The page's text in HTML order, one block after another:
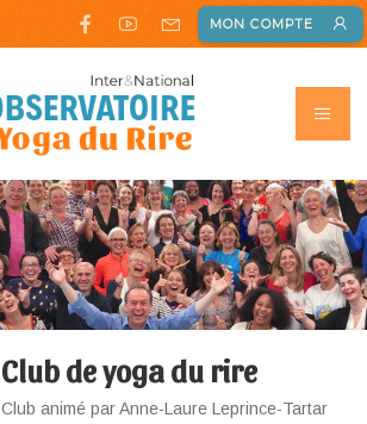
MON COMPTE
Club de yoga du rire
Club animé par Anne-Laure Leprince-Tartar